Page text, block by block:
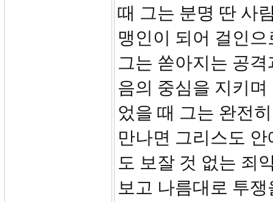
때 그는 분명 딴 사
맹인이 되어 걸인
그는 쏟아지는 공
음의 중심을 지키
었을 때 그는 완전
만나면 그리스도
도 보잘 것 없는 죄
보고 나름대로 투